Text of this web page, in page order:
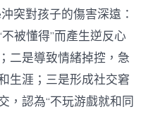
突對孩子的傷害深遠：
被懂得”而產生逆反心
二是導致情緒掉控，急
生涯；三是形成社交窘
認為“不玩游戲就和同